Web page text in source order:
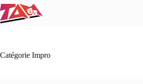
Passer
au
contenu
Catégorie Impro